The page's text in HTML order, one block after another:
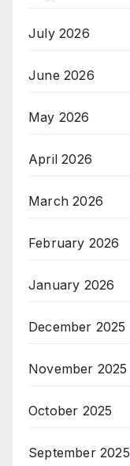
July 2026
June 2026
May 2026
April 2026
March 2026
February 2026
January 2026
December 2025
November 2025
October 2025
September 2025